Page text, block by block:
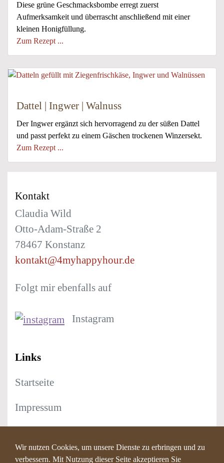
Diese grüne Geschmacksbombe erregt zuerst
Aufmerksamkeit und überrascht anschließend mit einer
kleinen Honigfüllung.
Zum Rezept ...
Dattel | Ingwer | Walnuss
Der Ingwer ergänzt sich hervorragend zu der süßen Dattel
und passt perfekt zu einem Gäschen trockenen Winzersekt.
Zum Rezept ...
Kontakt
Claudia Wild
Otto-Adam-Straße 2
78467 Konstanz
kontakt@4myhappyhour.de
Folgt mir ebenfalls auf
Instagram
Links
Startseite
Impressum
Wir nutzen Cookies, um unsere Dienste zu erbringen und zu
verbessern. Mit Nutzung dieser Seite akzeptieren Sie